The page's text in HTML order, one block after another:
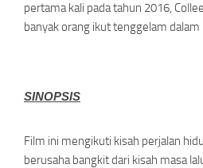
pertama kali pada tahun 2016,
banyak orang ikut tenggelam
SINOPSIS
Film ini mengikuti kisah perjalan
berusaha bangkit dari kisah masa